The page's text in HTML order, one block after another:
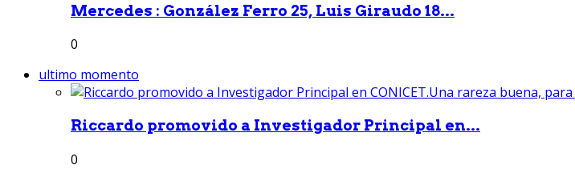
Mercedes : González Ferro 25, Luis Giraudo 18...
0
ultimo momento
Riccardo promovido a Investigador Principal en...
0